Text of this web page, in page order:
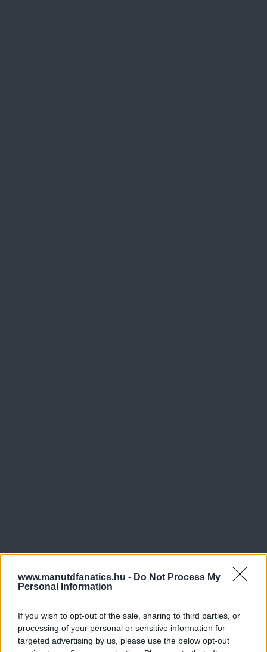
www.manutdfanatics.hu - Do Not Process My
Personal Information
If you wish to opt-out of the sale, sharing to third parties, or
processing of your personal or sensitive information for
targeted advertising by us, please use the below opt-out